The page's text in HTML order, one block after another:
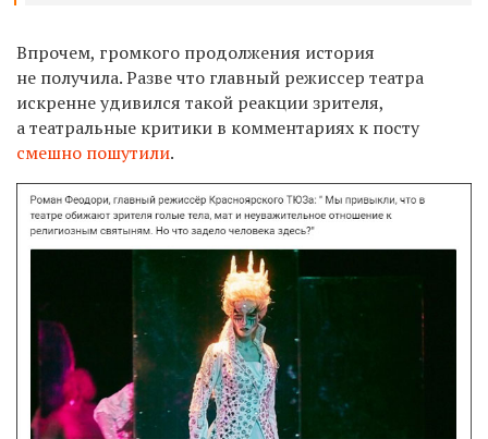
Впрочем, громкого продолжения история
не получила. Разве что главный режиссер театра
искренне удивился такой реакции зрителя,
а театральные критики в комментариях к посту
смешно пошутили.